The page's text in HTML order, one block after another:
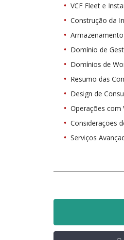
VCF Fleet e
Construção da
Domínio de
Domínios de
Resumo das
Design de
Operações com
Considerações
Serviços